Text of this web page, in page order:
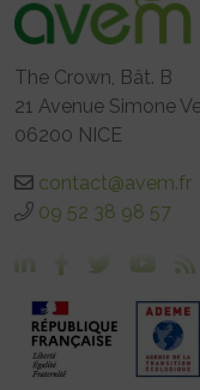
The Crown, Bât. B
21 Avenue Simone
06200 NICE
contact@avem.fr
09 52 38 98 57